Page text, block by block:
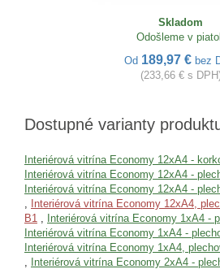
Skladom
Odošleme v
Od 189,97 € bez
(233,66 € s
Dostupné varianty
Interiérová vitrína Economy 12xA4 -
Interiérová vitrína Economy 12xA4 -
Interiérová vitrína Economy 12xA4 -
,
Interiérová vitrína Economy 12xA4,
B1 , Interiérová vitrína Economy 1xA4 -
Interiérová vitrína Economy 1xA4 -
Interiérová vitrína Economy 1xA4,
,
Interiérová vitrína Economy 2xA4 -